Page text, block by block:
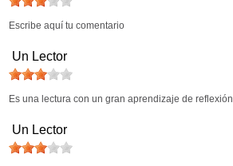
Escribe aquí tu comentario
Un Lector
Es una lectura con un gran aprendizaje de reflexión
Un Lector